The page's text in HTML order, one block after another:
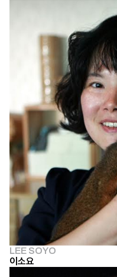
LEE SOYO
이소요